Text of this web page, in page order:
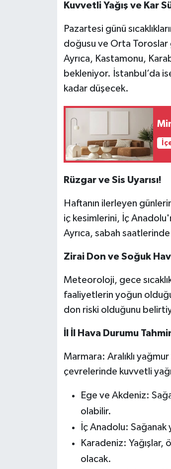
Kuvvetli Yağış ve Kar
Pazartesi günü
doğusu ve Orta
Ayrıca, Kastamonu,
bekleniyor. İstanbul’da
kadar düşecek.
Rüzgar ve Sis Uyarısı!
Haftanın ilerleyen
iç kesimlerini, İç
Ayrıca, sabah
Zirai Don ve Soğuk
Meteoroloji, gece
faaliyetlerin yoğun
don riski olduğunu
İl İl Hava Durumu
Marmara: Aralıklı
çevrelerinde kuvvetli
Ege ve Akdeniz:
olabilir.
İç Anadolu:
Karadeniz: Yağışlar,
olacak.